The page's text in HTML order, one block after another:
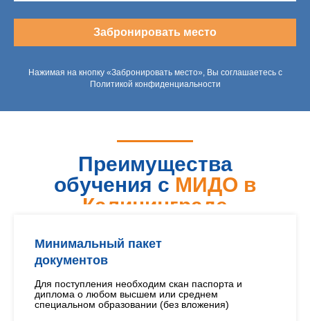
Забронировать место
Нажимая на кнопку «Забронировать место», Вы соглашаетесь с
Политикой конфиденциальности
Преимущества
обучения с МИДО в
Калининграде
Минимальный пакет
документов
Для поступления необходим скан паспорта и
диплома о любом высшем или среднем
специальном образовании (без вложения)